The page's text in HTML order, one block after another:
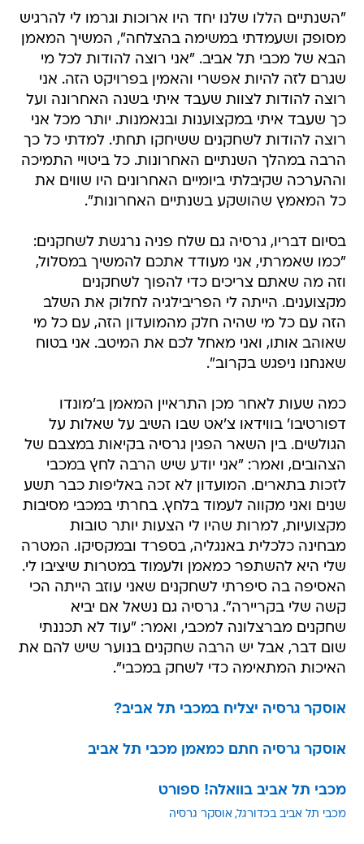
"השנתיים הללו שלנו יחד היו ארוכות וגרמו לי להרגיש
מסופק ושעמדתי במשימה בהצלחה", המשיך המאמן
הבא של מכבי תל אביב. "אני רוצה להודות לכל מי
שגרם לזה להיות אפשרי והאמין בפרויקט הזה. אני
רוצה להודות לצוות שעבד איתי בשנה האחרונה ועל
כך שעבד איתי במקצוענות ובנאמנות. יותר מכל אני
רוצה להודות לשחקנים ששיחקו תחתי. למדתי כל כך
הרבה במהלך השנתיים האחרונות. כל ביטויי התמיכה
וההערכה שקיבלתי ביומיים האחרונים היו שווים את
כל המאמץ שהושקע בשנתיים האחרונות".
בסיום דבריו, גרסיה גם שלח פניה נרגשת לשחקנים:
"כמו שאמרתי, אני מעודד אתכם להמשיך במסלול,
וזה מה שאתם צריכים כדי להפוך לשחקנים
מקצוענים. הייתה לי הפריבילגיה לחלוק את השלב
הזה עם כל מי שהיה חלק מהמועדון הזה, עם כל מי
שאוהב אותו, ואני מאחל לכם את המיטב. אני בטוח
שאנחנו ניפגש בקרוב".
כמה שעות לאחר מכן התראיין המאמן ב'מונדו
דפורטיבו' בווידאו צ'אט שבו השיב על שאלות על
הגולשים. בין השאר הפגין גרסיה בקיאות במצבם של
הצהובים, ואמר: "אני יודע שיש הרבה לחץ במכבי
לזכות בתארים. המועדון לא זכה באליפות כבר תשע
שנים ואני מקווה לעמוד בלחץ. בחרתי במכבי מסיבות
מקצועיות, למרות שהיו לי הצעות יותר טובות
מבחינה כלכלית באנגליה, בספרד ובמקסיקו. המטרה
שלי היא להשתפר כמאמן ולעמוד במטרות שיציבו לי.
האסיפה בה סיפרתי לשחקנים שאני עוזב הייתה הכי
קשה שלי בקריירה". גרסיה גם נשאל אם יביא
שחקנים מברצלונה למכבי, ואמר: "עוד לא תכננתי
שום דבר, אבל יש הרבה שחקנים בנוער שיש להם את
האיכות המתאימה כדי לשחק במכבי".
אוסקר גרסיה יצליח במכבי תל אביב?
אוסקר גרסיה חתם כמאמן מכבי תל אביב
מכבי תל אביב בוואלה! ספורט
מכבי תל אביב בכדורגל אוסקר גרסיה